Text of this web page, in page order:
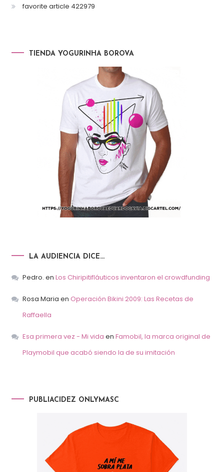
favorite article 422979
TIENDA YOGURINHA BOROVA
LA AUDIENCIA DICE…
Pedro. en Los Chiripitifláuticos inventaron el crowdfunding
Rosa Maria en Operación Bikini 2009: Las Recetas de
Raffaella
Esa primera vez - Mi vida en Famobil, la marca original de
Playmobil que acabó siendo la de su imitación
PUBLIACIDEZ ONLYMASC